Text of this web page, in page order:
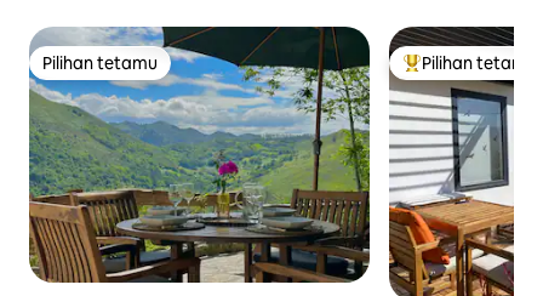
Pilihan tetamu
Pilihan tetamu Pilihan utama
Pilihan tetamu